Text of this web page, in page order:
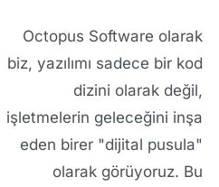
Octopus Software olarak
biz, yazılımı sadece bir kod
dizini olarak değil,
işletmelerin geleceğini inşa
eden birer "dijital pusula"
olarak görüyoruz. Bu